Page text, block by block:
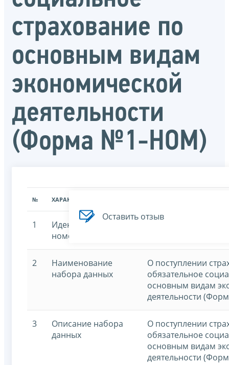
страхование по
основным видам
экономической
деятельности
(Форма №1-НОМ)
№ ХАРАКТЕРИСТИКА
1
Идентификационный
номер
2
Наименование
набора данных
О поступлении
обязательное
основным видам
деятельности
3
Описание набора
данных
О поступлении
обязательное
основным видам
деятельности
Оставить отзыв